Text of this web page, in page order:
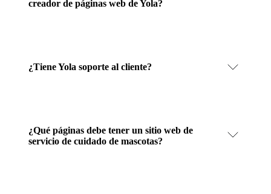
creador de páginas web de Yola?
¿Tiene Yola soporte al cliente?
¿Qué páginas debe tener un sitio web de
servicio de cuidado de mascotas?